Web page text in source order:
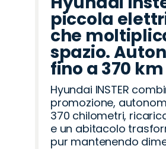
piccola
che
spazio.
fino a 370 km
Hyundai INSTER
promozione,
370 chilometri,
e un abitacolo
pur mantenendo